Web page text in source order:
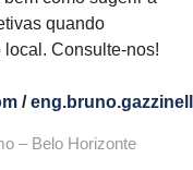
quando
Consulte-nos!
/
– Belo Horizonte